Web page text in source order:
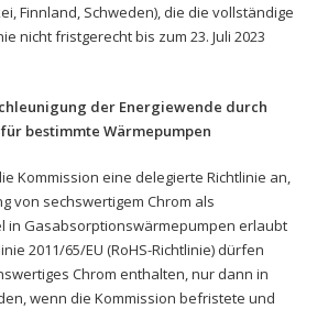
Finnland, Schweden), die die vollständige
nicht fristgerecht bis zum 23. Juli 2023
der Energiewende durch
bestimmte Wärmepumpen
Kommission eine delegierte Richtlinie an,
von sechswertigem Chrom als
in Gasabsorptionswärmepumpen erlaubt
2011/65/EU (RoHS-Richtlinie) dürfen
Chrom enthalten, nur dann in
wenn die Kommission befristete und